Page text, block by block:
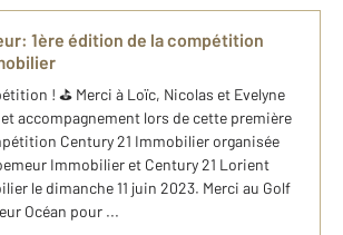
1ère édition de la compétition
! ⛳ Merci à Loïc, Nicolas et Evelyne
accompagnement lors de cette première
Century 21 Immobilier organisée
Immobilier et Century 21 Lorient
le dimanche 11 juin 2023. Merci au Golf
Océan pour ...